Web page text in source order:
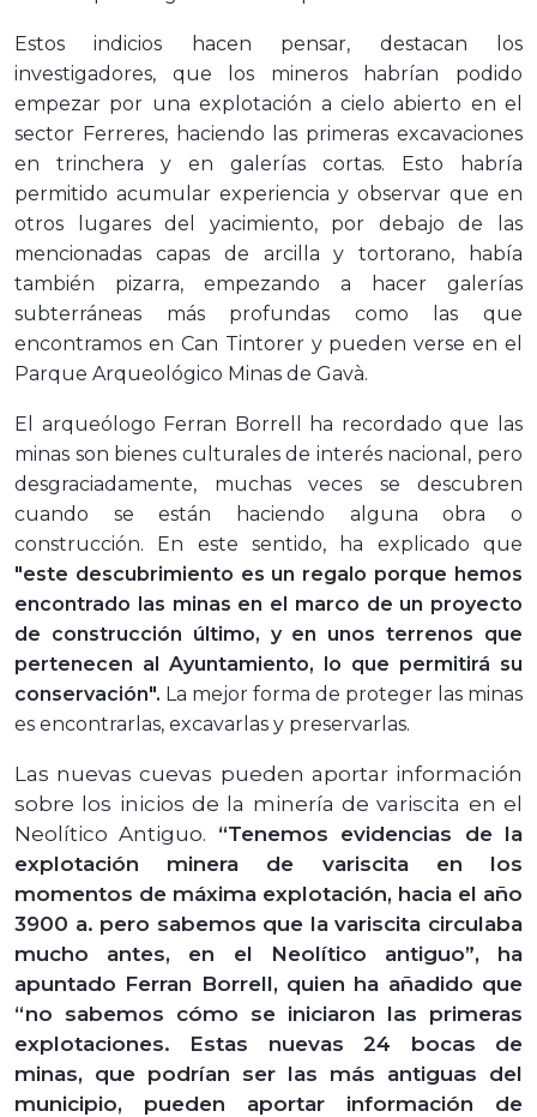
Estos indicios hacen pensar, destacan los
investigadores, que los mineros habrían podido
empezar por una explotación a cielo abierto en el
sector Ferreres, haciendo las primeras excavaciones
en trinchera y en galerías cortas. Esto habría
permitido acumular experiencia y observar que en
otros lugares del yacimiento, por debajo de las
mencionadas capas de arcilla y tortorano, había
también pizarra, empezando a hacer galerías
subterráneas más profundas como las que
encontramos en Can Tintorer y pueden verse en el
Parque Arqueológico Minas de Gavà.
El arqueólogo Ferran Borrell ha recordado que las
minas son bienes culturales de interés nacional, pero
desgraciadamente, muchas veces se descubren
cuando se están haciendo alguna obra o
construcción. En este sentido, ha explicado que
"este descubrimiento es un regalo porque hemos
encontrado las minas en el marco de un proyecto
de construcción último, y en unos terrenos que
pertenecen al Ayuntamiento, lo que permitirá su
conservación". La mejor forma de proteger las minas
es encontrarlas, excavarlas y preservarlas.
Las nuevas cuevas pueden aportar información
sobre los inicios de la minería de variscita en el
Neolítico Antiguo. “Tenemos evidencias de la
explotación minera de variscita en los
momentos de máxima explotación, hacia el año
3900 a. pero sabemos que la variscita circulaba
mucho antes, en el Neolítico antiguo”, ha
apuntado Ferran Borrell, quien ha añadido que
“no sabemos cómo se iniciaron las primeras
explotaciones. Estas nuevas 24 bocas de
minas, que podrían ser las más antiguas del
municipio, pueden aportar información de